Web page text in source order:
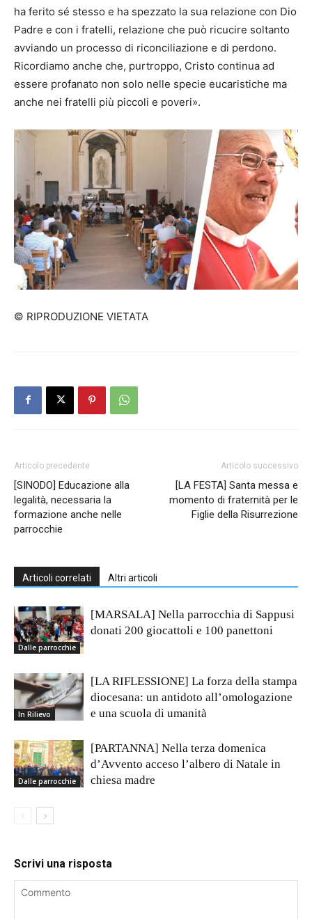
ha ferito sé stesso e ha spezzato la sua relazione con Dio
Padre e con i fratelli, relazione che può ricucire soltanto
avviando un processo di riconciliazione e di perdono.
Ricordiamo anche che, purtroppo, Cristo continua ad
essere profanato non solo nelle specie eucaristiche ma
anche nei fratelli più piccoli e poveri».
© RIPRODUZIONE VIETATA
Articolo precedente
[SINODO] Educazione alla
legalità, necessaria la
formazione anche nelle
parrocchie
Articolo successivo
[LA FESTA] Santa messa e
momento di fraternità per le
Figlie della Risurrezione
Articoli correlati Altri articoli
Dalle parrocchie
[MARSALA] Nella parrocchia di Sappusi
donati 200 giocattoli e 100 panettoni
In Rilievo
[LA RIFLESSIONE] La forza della stampa
diocesana: un antidoto all’omologazione
e una scuola di umanità
Dalle parrocchie
[PARTANNA] Nella terza domenica
d’Avvento acceso l’albero di Natale in
chiesa madre
Scrivi una risposta